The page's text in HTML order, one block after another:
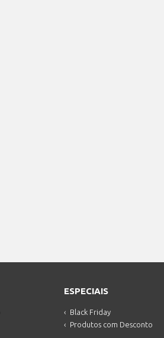
ESPECIAIS
Black Friday
Produtos com Desconto